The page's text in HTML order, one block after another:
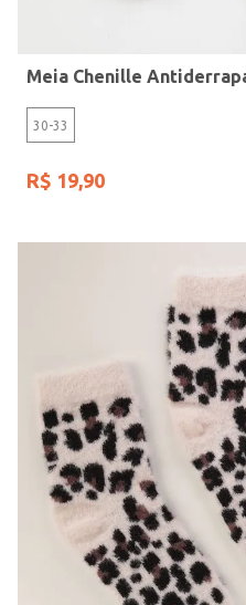
3
4
6
8
12
Ver mais 9
Confecção
30-33
R$ 19,90